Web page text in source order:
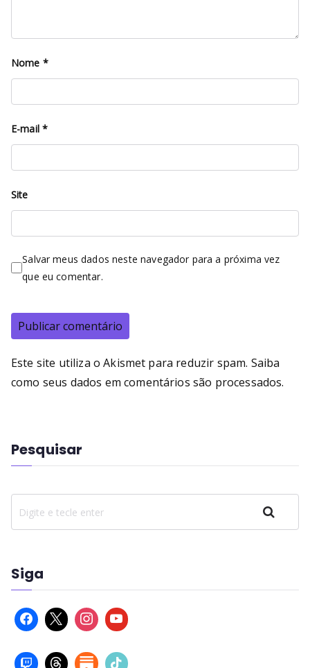
Nome *
E-mail*
Site
Salvar meus dados neste navegador para a próxima vez
que eu comentar.
Este site utiliza o Akismet para reduzir spam. Saiba
como seus dados em comentários são processados.
Pesquisar
Pesquisar
Siga